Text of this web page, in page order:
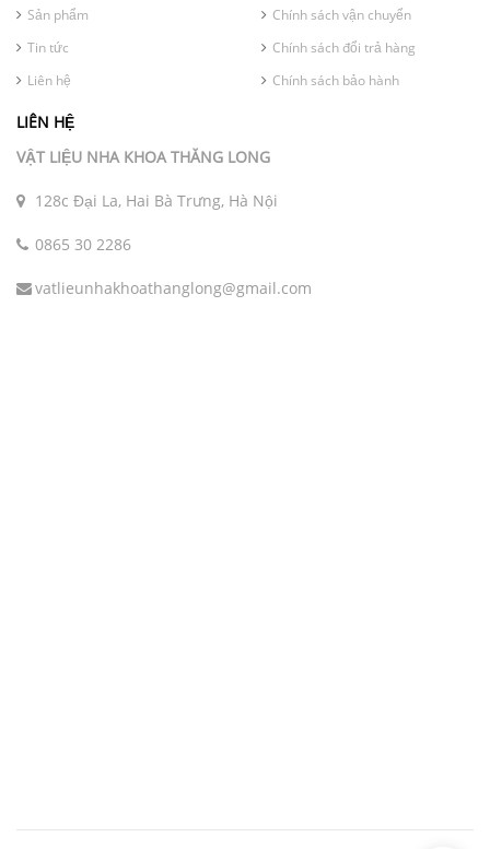
Sản phẩm
Tin tức
Liên hệ
Chính sách vận chuyển
Chính sách đổi trả hàng
Chính sách bảo hành
LIÊN HỆ
VẬT LIỆU NHA KHOA THĂNG LONG
128c Đại La, Hai Bà Trưng, Hà Nội
0865 30 2286
vatlieunhakhoathanglong@gmail.com